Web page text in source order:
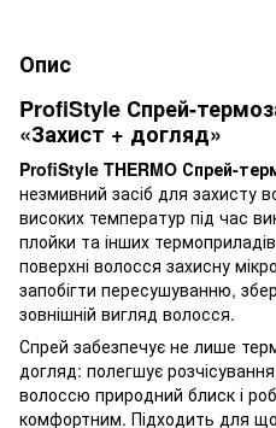
Опис
ProfiStyle Спрей-
«Захист + догляд»
ProfiStyle THERMO Спрей-
незмивний засіб для захисту
високих температур під час
плойки та інших
поверхні волосся захисну
запобігти пересушуванню,
зовнішній вигляд волосся.
Спрей забезпечує не лише
догляд: полегшує
волоссю природний блиск і
комфортним. Підходить для